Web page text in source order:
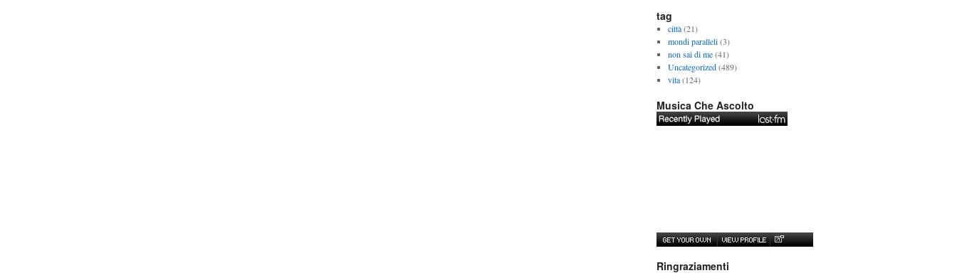
tag
città(21)
mondi paralleli(3)
non sai di me(41)
Uncategorized(489)
vita(124)
Musica Che Ascolto
Ringraziamenti